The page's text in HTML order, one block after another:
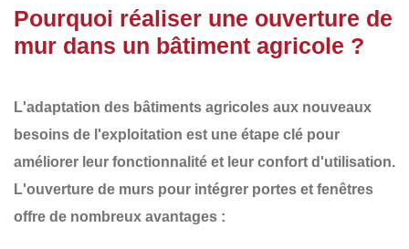
Pourquoi réaliser une ouverture de
mur dans un bâtiment agricole ?
L'adaptation des bâtiments agricoles aux nouveaux
besoins de l'exploitation est une étape clé pour
améliorer leur fonctionnalité et leur confort d'utilisation.
L'ouverture de murs pour intégrer portes et fenêtres
offre de nombreux avantages :